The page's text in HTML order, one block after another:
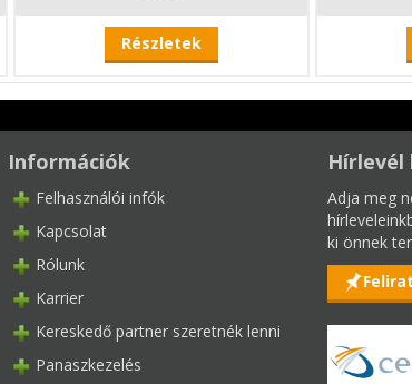
Részletek
Információk
Felhasználói infók
Kapcsolat
Rólunk
Karrier
Kereskedő partner szeretnék lenni
Panaszkezelés
Hírlevél
Adja meg
ki önnek